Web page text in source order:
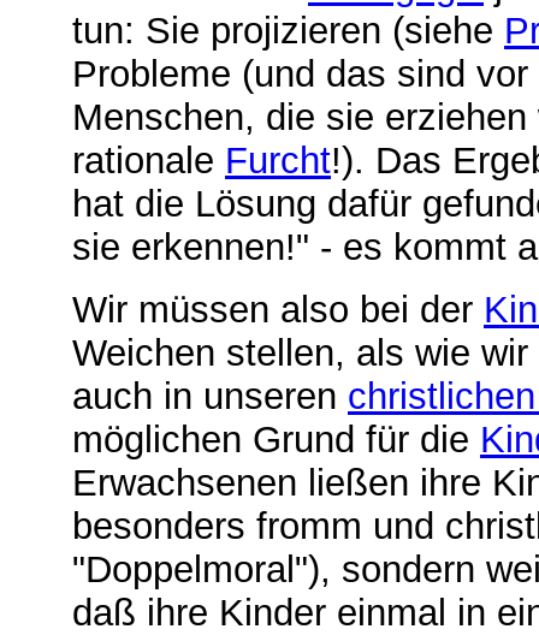
tun: Sie projizieren (siehe
Probleme (und das sind
Menschen, die sie
rationale Furcht!). Das
hat die Lösung dafür
sie erkennen!" - es kommt
Wir müssen also bei der
Weichen stellen, als wie
auch in unseren
möglichen Grund für die
Erwachsenen ließen ihre
besonders fromm und
"Doppelmoral"), sondern
daß ihre Kinder einmal in